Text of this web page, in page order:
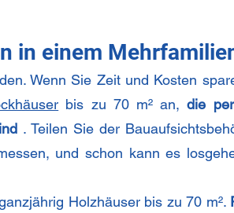
in einem
Wenn Sie Zeit und Kosten
bis zu 70 m² an,die
. Teilen Sie der
und schon kann es
Holzhäuser bis zu 70 m².